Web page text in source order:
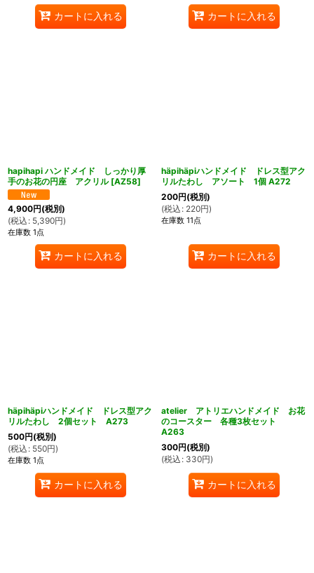
カートに入れる カートに入れる
hapihapi ハンドメイド しっかり厚
手のお花の円座 アクリル [AZ58]
4,900円(税別)
(税込 : 5,390円)
在庫数 1点
カートに入れる
häpihäpiハンドメイド ドレス型アク
リルたわし アソート 1個 A272
200円(税別)
(税込 : 220円)
在庫数 11点
カートに入れる
häpihäpiハンドメイド ドレス型アク
リルたわし 2個セット A273
500円(税別)
(税込 : 550円)
在庫数 1点
カートに入れる
atelier アトリエハンドメイド お花
のコースター 各種3枚セット
A263
300円(税別)
(税込 : 330円)
カートに入れる